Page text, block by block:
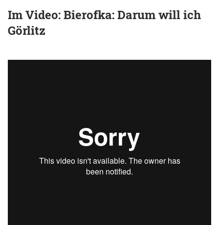
Im Video: Bierofka: Darum will ich
Görlitz